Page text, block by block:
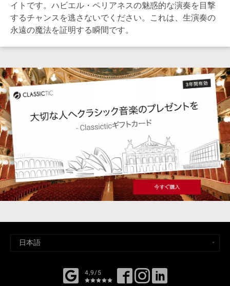
イトです。ハビエル・ペリアネスの魅惑的な演奏を目撃
するチャンスを逃さないでください。これは、生演奏の
永遠の魔法を証明する瞬間です。
4,9/5